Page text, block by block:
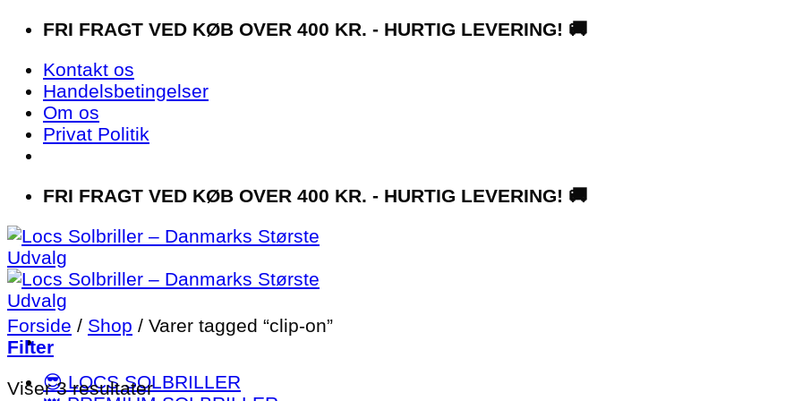
Fortsæt
indhold
FRI FRAGT VED KØB OVER 400 KR. - HURTIG LEVERING! 🚚
Kontakt os
Handelsbetingelser
Om os
Privat Politik
FRI FRAGT VED KØB OVER 400 KR. - HURTIG LEVERING! 🚚
😎 LOCS SOLBRILLER
Forside / Shop / Varer tagged “clip-on”
Filter
Viser 3 resultaterSorteret